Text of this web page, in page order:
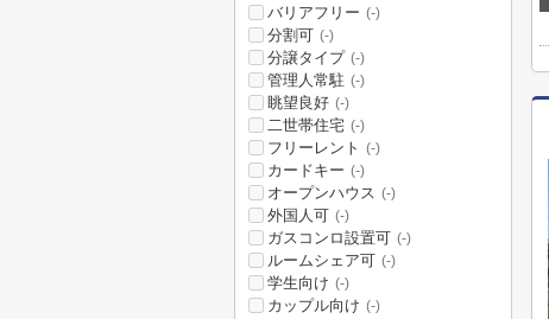
バリアフリー (-)
分割可 (-)
分譲タイプ (-)
管理人常駐 (-)
眺望良好 (-)
二世帯住宅 (-)
フリーレント (-)
カードキー (-)
オープンハウス (-)
外国人可 (-)
ガスコンロ設置可 (-)
ルームシェア可 (-)
学生向け (-)
カップル向け (-)